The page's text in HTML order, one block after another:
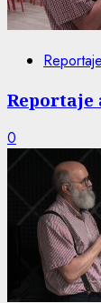
Reportaje
0